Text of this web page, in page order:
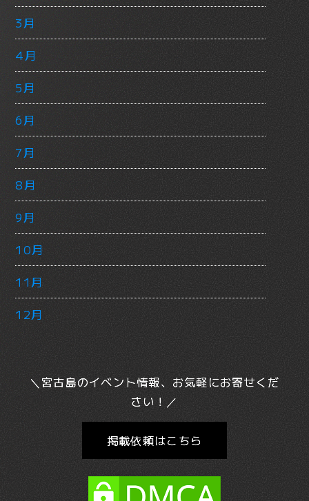
3月
4月
5月
6月
7月
8月
9月
10月
11月
12月
＼宮古島のイベント情報、お気軽にお寄せくだ
さい！／
掲載依頼はこちら